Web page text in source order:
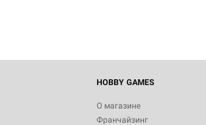
HOBBY GAMES
О магазине
Франчайзинг
Белая смерть
12 990